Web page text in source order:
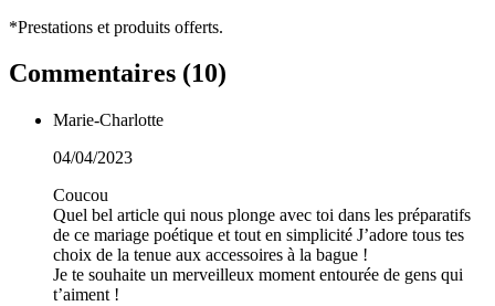
*Prestations et produits offerts.
Commentaires (10)
Marie-Charlotte
04/04/2023
Coucou
Quel bel article qui nous plonge avec toi dans les préparatifs
de ce mariage poétique et tout en simplicité J’adore tous tes
choix de la tenue aux accessoires à la bague !
Je te souhaite un merveilleux moment entourée de gens qui
t’aiment !